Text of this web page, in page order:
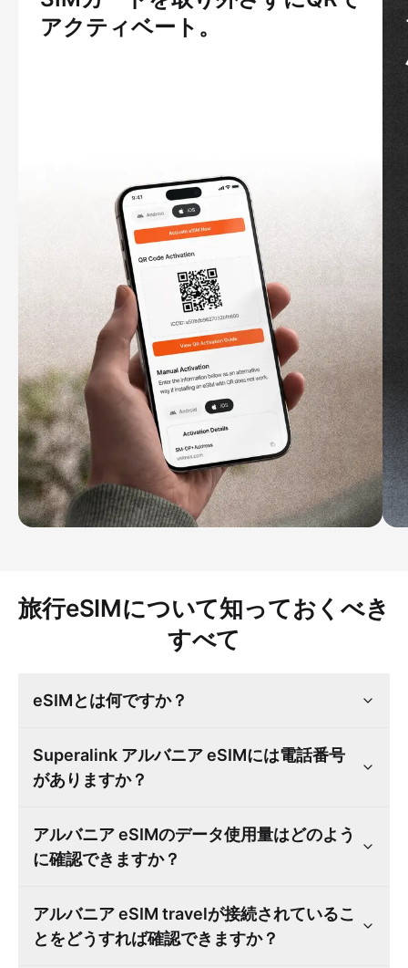
アクティベート。
旅行eSIMについて知っておくべき
すべて
eSIMとは何ですか？
Superalink アルバニア eSIMには電話番号
がありますか？
アルバニア eSIMのデータ使用量はどのよう
に確認できますか？
アルバニア eSIM travelが接続されているこ
とをどうすれば確認できますか？